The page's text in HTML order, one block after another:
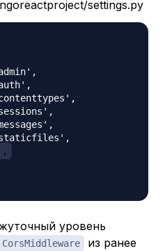
settings.py
уровень
из ранее